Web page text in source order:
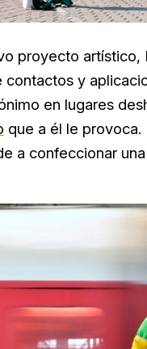
proyecto
y
en lugares
que a él le provoca.
a confeccionar